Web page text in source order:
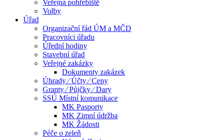
Veřejná pohřebiště
Volby
Úřad
Organizační řád ÚM a MČD
Pracovníci úřadu
Úřední hodiny
Stavební úřad
Veřejné zakázky
Dokumenty zakázek
Úhrady ⁄ Účty ⁄ Ceny
Granty ⁄ Půjčky ⁄ Dary
SSÚ Místní komunikace
MK Pasporty
MK Zimní údržba
MK Žádosti
Péče o zeleň